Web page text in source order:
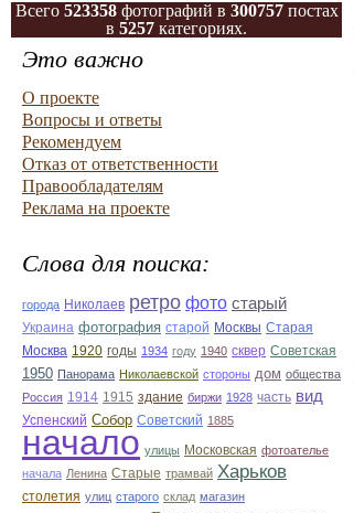
Всего 523358фотографий в 300757постах
в 5257 категориях.
Это важно
О проекте
Вопросы и ответы
Рекомендуем
Отказ от ответственности
Правообладателям
Реклама на проекте
Слова для поиска:
города Николаев ретро фото старый
Украина фотография старой Москвы Старая
Москва 1920 годы 1934 году 1940 сквер Советская
1950 Панорама Николаевской стороны дом общества
Россия 1914 1915 здание биржи 1928 часть вид
Успенский Собор Советский 1885
начало улицы Московская фотоателье
начала Ленина Старые трамвай Харьков
столетия улиц старого склад магазин